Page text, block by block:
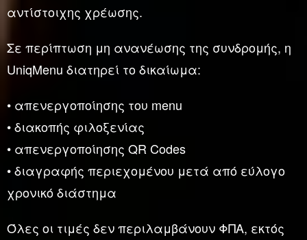
αντίστοιχης χρέωσης.
Σε περίπτωση μη ανανέωσης της συνδρομής, η
UniqMenu διατηρεί το δικαίωμα:
• απενεργοποίησης του menu
• διακοπής φιλοξενίας
• απενεργοποίησης QR Codes
• διαγραφής περιεχομένου μετά από εύλογο
χρονικό διάστημα
Όλες οι τιμές δεν περιλαμβάνουν ΦΠΑ, εκτός